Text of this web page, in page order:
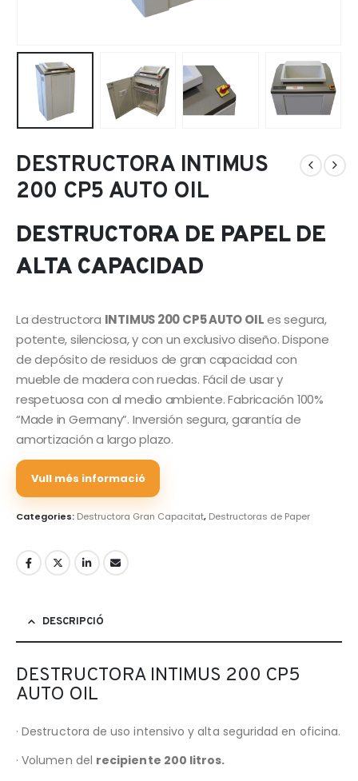
DESTRUCTORA INTIMUS
200 CP5 AUTO OIL
DESTRUCTORA DE PAPEL DE
ALTA CAPACIDAD
La destructora INTIMUS 200 CP5 AUTO OILes segura,
potente, silenciosa, y con un exclusivo diseño. Dispone
de depósito de residuos de gran capacidad con
mueble de madera con ruedas. Fácil de usar y
respetuosa con al medio ambiente. Fabricación 100%
“Made in Germany”. Inversión segura, garantía de
amortización a largo plazo.
Vull més informació
Categories: Destructora Gran Capacitat, Destructoras de Paper
DESCRIPCIÓ
DESTRUCTORA INTIMUS 200 CP5
AUTO OIL
· Destructora de uso intensivo y alta seguridad en oficina.
· Volumen del recipiente 200 litros.